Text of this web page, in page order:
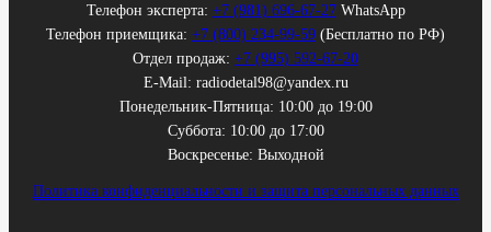
Телефон эксперта: +7 (981) 696-67-27WhatsApp
Телефон приемщика: +7 (800) 234-99-59 (Бесплатно по РФ)
Отдел продаж: +7 (995) 592-67-20
E-Mail: radiodetal98@yandex.ru
Понедельник-Пятница: 10:00 до 19:00
Суббота: 10:00 до 17:00
Воскресенье: Выходной
Политика конфиденциальности и защита персональных данных